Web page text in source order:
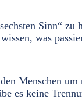
Sinn“ zu
was
Menschen um
es keine